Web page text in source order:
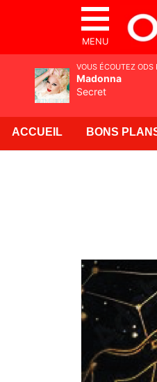
MENU
ACCUEIL BONS
VOUS ÉCOUTEZ ODS
Madonna
Secret